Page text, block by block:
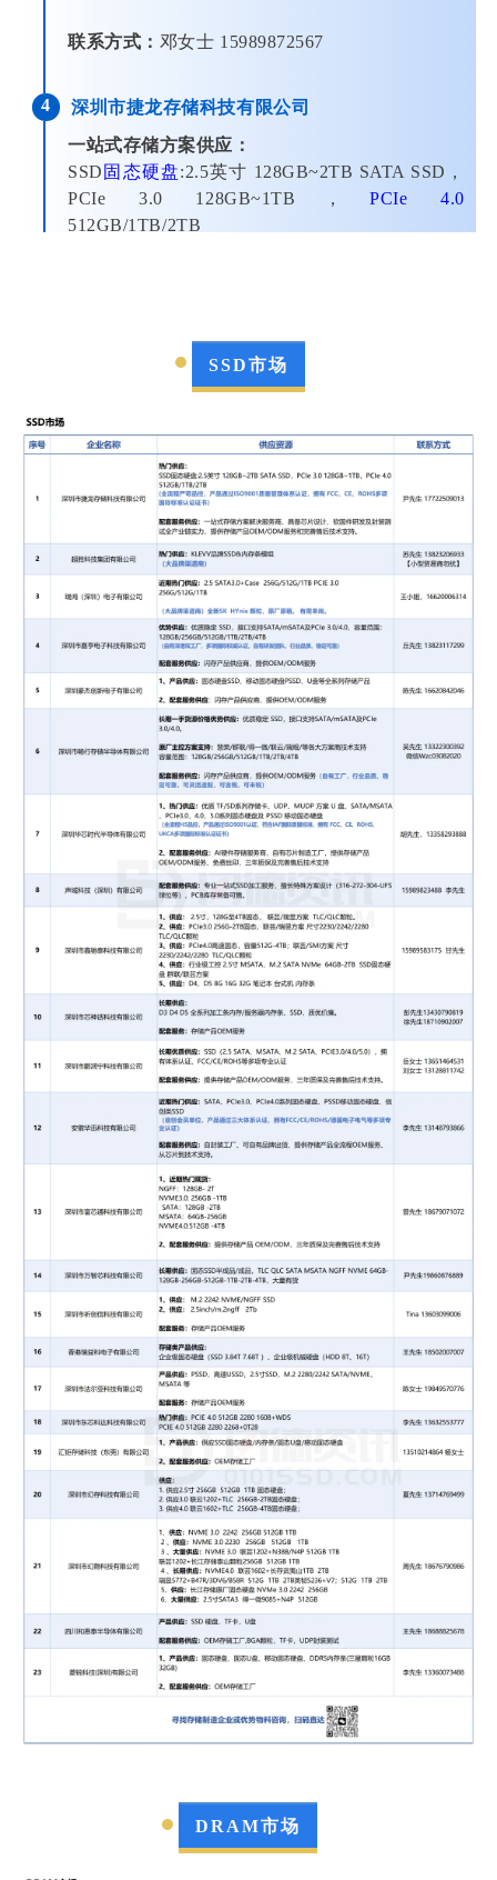
联系方式： 邓女士 15989872567
4 深圳市捷龙存储科技有限公司
一站式存储方案供应：
SSD 固态硬盘:2.5英寸 128GB~2TB SATA SSD，
PCIe 3.0 128GB~1TB，PCIe 4.0
512GB/1TB/2TB
一站式存储方案解决服务商，具备芯片设计、软
固件研发及封装测试全产业链实力，提供存储产
品OEM/ODM服务、及完善售后技术支持。
联系方式：尹先生 17722509013
深圳市精芯智造电子科技有限公司
自封测长期稳定供应：
Wafer:SK hynix Partial/Lowyied Wafer;
64-128GB;
TF:AS/AY/CBM 2-128GB
UDP/MUDP:ITE 2-128GB
联系方式：黎先生18138080884
6 深圳市畅行存储半导体有限公司
长期优势供应：优质稳定SSD，接口支持
SATA/mSATA及PCIe 3.0/4.0。
原厂主控方案支持：慧荣/群联/得一微/联云/瑞煜/
等各大方案商技术支持，容量范围：
128GB/256GB/512GB/1TB/2TB/4TB
配套服务供应：闪存产品供应商，提供
OEM/ODM服务（自有工厂，行业品质、稳定可
靠，可灵活适配、可含税、可未税）
联系方式：吴先生 13322300392。微信
Wzc03082020
7 深圳市华芯时代半导体有限公司
热门供应：
优质 TF/SD系列存储卡、UDP、MUDP
方案 U
盘、SATA/MSATA、PCIe3.0，4.0，5.0系列固态
硬盘及 PSSD移动固态硬盘
（全流程H5品控，产品通过ISO9001质量管理体
系认证，拥有 FCC、CE、ROHS、UKCA多项
国际标准认证证书）
配套服务供应：AI硬件存储服务商，自有芯片制
造工厂，提供存储产品OEM/ODM服务、免费丝
印，三年质保及完善售后技术支持。
联系方式：胡先生，13358293888
深圳豪杰创新电子有限公司
SSD市场
DRAM市场